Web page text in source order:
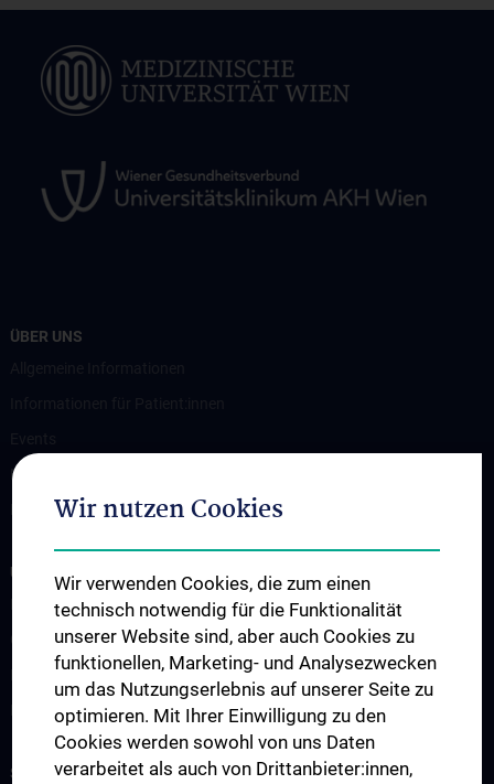
ÜBER UNS
News
Kontakt
UNSERE ABTEILUNGEN
Endokrinologie und Stoffwechsel
Gastroenterologie und Hepatologie
Nephrologie und Dialyse
Rheumatologie
STUDIUM, AUS- UND WEITERBILDUNG
Wir nutzen Cookies
Wir verwenden Cookies, die zum einen
technisch notwendig für die Funktionalität
unserer Website sind, aber auch Cookies zu
funktionellen, Marketing- und Analysezwecken
um das Nutzungserlebnis auf unserer Seite zu
optimieren. Mit Ihrer Einwilligung zu den
Cookies werden sowohl von uns Daten
verarbeitet als auch von Drittanbieter:innen,